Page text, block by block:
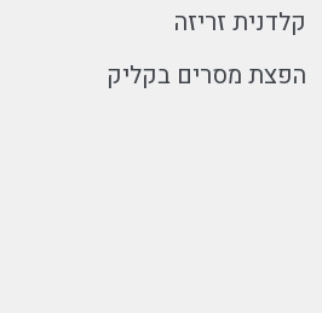
קלדנית זריזה
הפצת מסרים בקליק